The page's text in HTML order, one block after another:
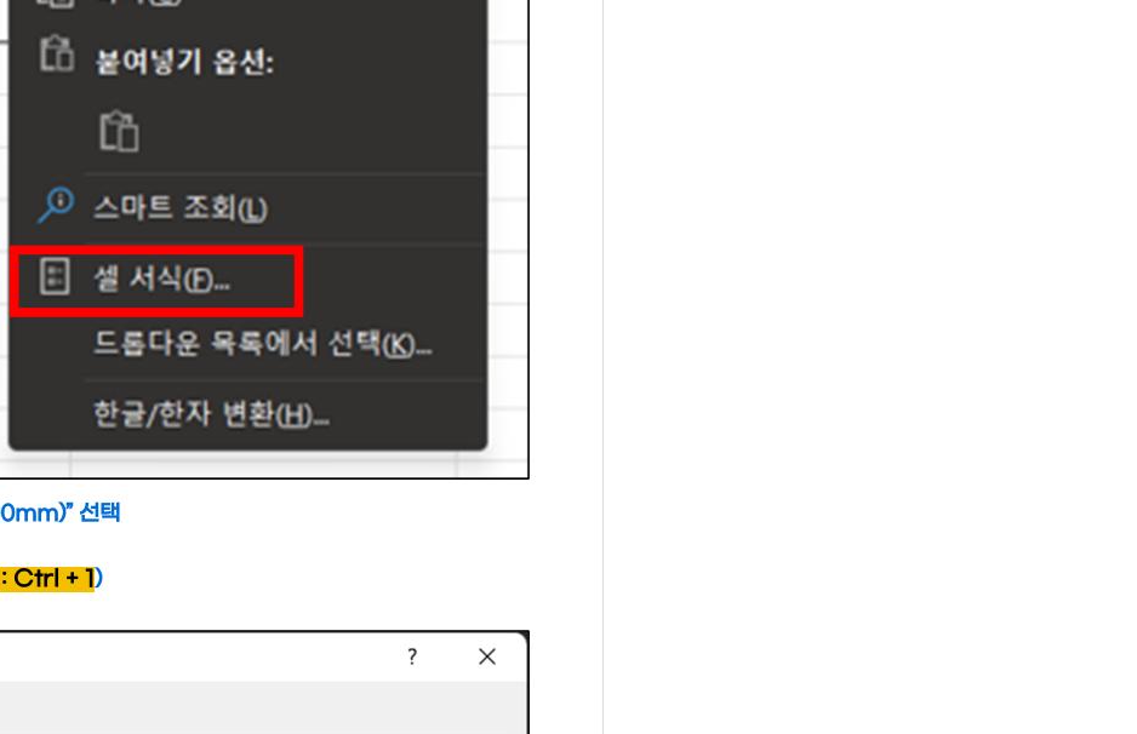
선택
: Ctrl + 1 )